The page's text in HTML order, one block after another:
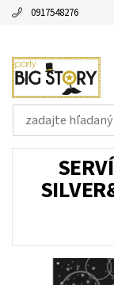
0917548276